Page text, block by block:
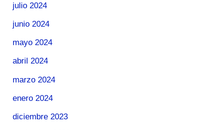
julio 2024
junio 2024
mayo 2024
abril 2024
marzo 2024
enero 2024
diciembre 2023